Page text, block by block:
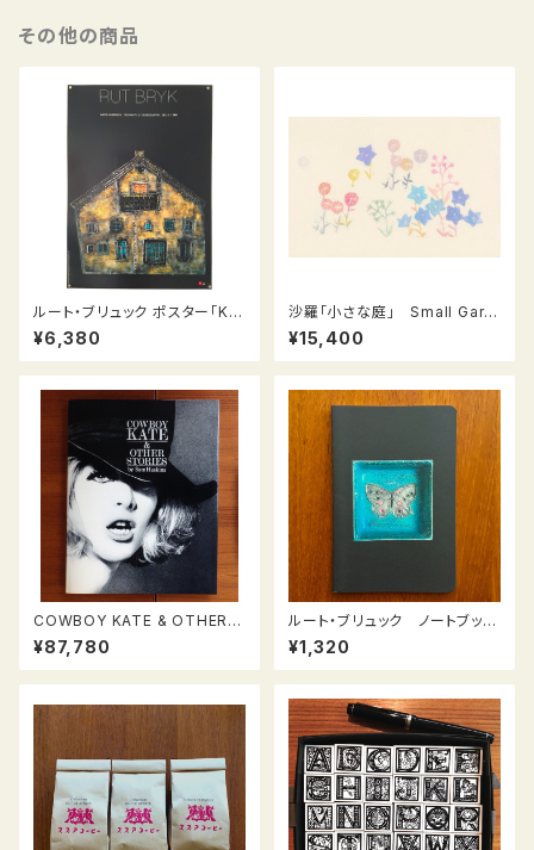
その他の商品
ルート・ブリュック ポスター「Kar
ellian House （カレリアの
家）」
¥6,380
沙羅「小さな庭」 Small Gard
enシリーズ（M−13）
¥15,400
COWBOY KATE & OTHER S
TORIES
¥87,780
ルート・ブリュック ノートブック
Buterflies
¥1,320